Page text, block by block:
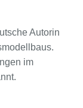
Autorin
im